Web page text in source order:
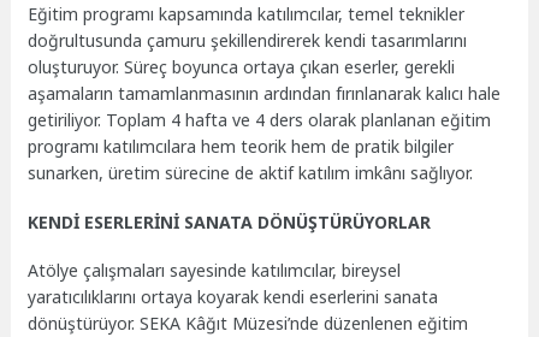
Eğitim programı kapsamında katılımcılar, temel teknikler
doğrultusunda çamuru şekillendirerek kendi tasarımlarını
oluşturuyor. Süreç boyunca ortaya çıkan eserler, gerekli
aşamaların tamamlanmasının ardından fırınlanarak kalıcı hale
getiriliyor. Toplam 4 hafta ve 4 ders olarak planlanan eğitim
programı katılımcılara hem teorik hem de pratik bilgiler
sunarken, üretim sürecine de aktif katılım imkânı sağlıyor.
KENDİ ESERLERİNİ SANATA DÖNÜŞTÜRÜYORLAR
Atölye çalışmaları sayesinde katılımcılar, bireysel
yaratıcılıklarını ortaya koyarak kendi eserlerini sanata
dönüştürüyor. SEKA Kâğıt Müzesi’nde düzenlenen eğitim